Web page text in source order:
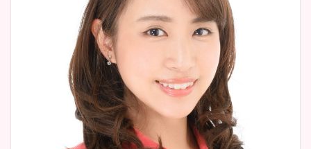
安藤萌々アナのカップ画像や
ニット衣装まとめ！美足の筋
肉も凄い！
鈴木唯の太ってた時の体重が
ヤバすぎww原因や痩せたダ